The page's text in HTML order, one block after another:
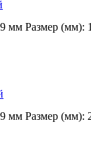
мм Размер (мм):
мм Размер (мм):